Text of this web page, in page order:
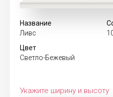
Название
Ливс
Цвет
Светло-Бежевый
Укажите ширину и высоту